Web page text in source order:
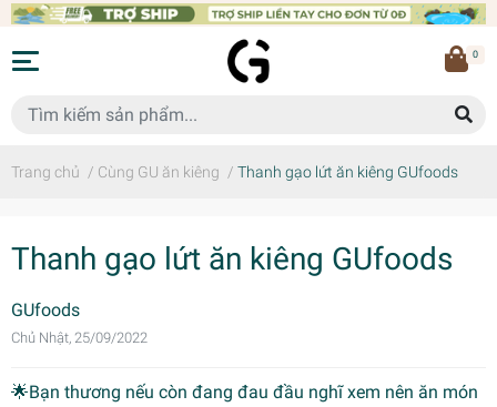
0
Trang chủ / Cùng GU ăn kiêng / Thanh gạo lứt ăn kiêng GUfoods
Thanh gạo lứt ăn kiêng GUfoods
GUfoods
Chủ Nhật, 25/09/2022
🌟Bạn thương nếu còn đang đau đầu nghĩ xem nên ăn món